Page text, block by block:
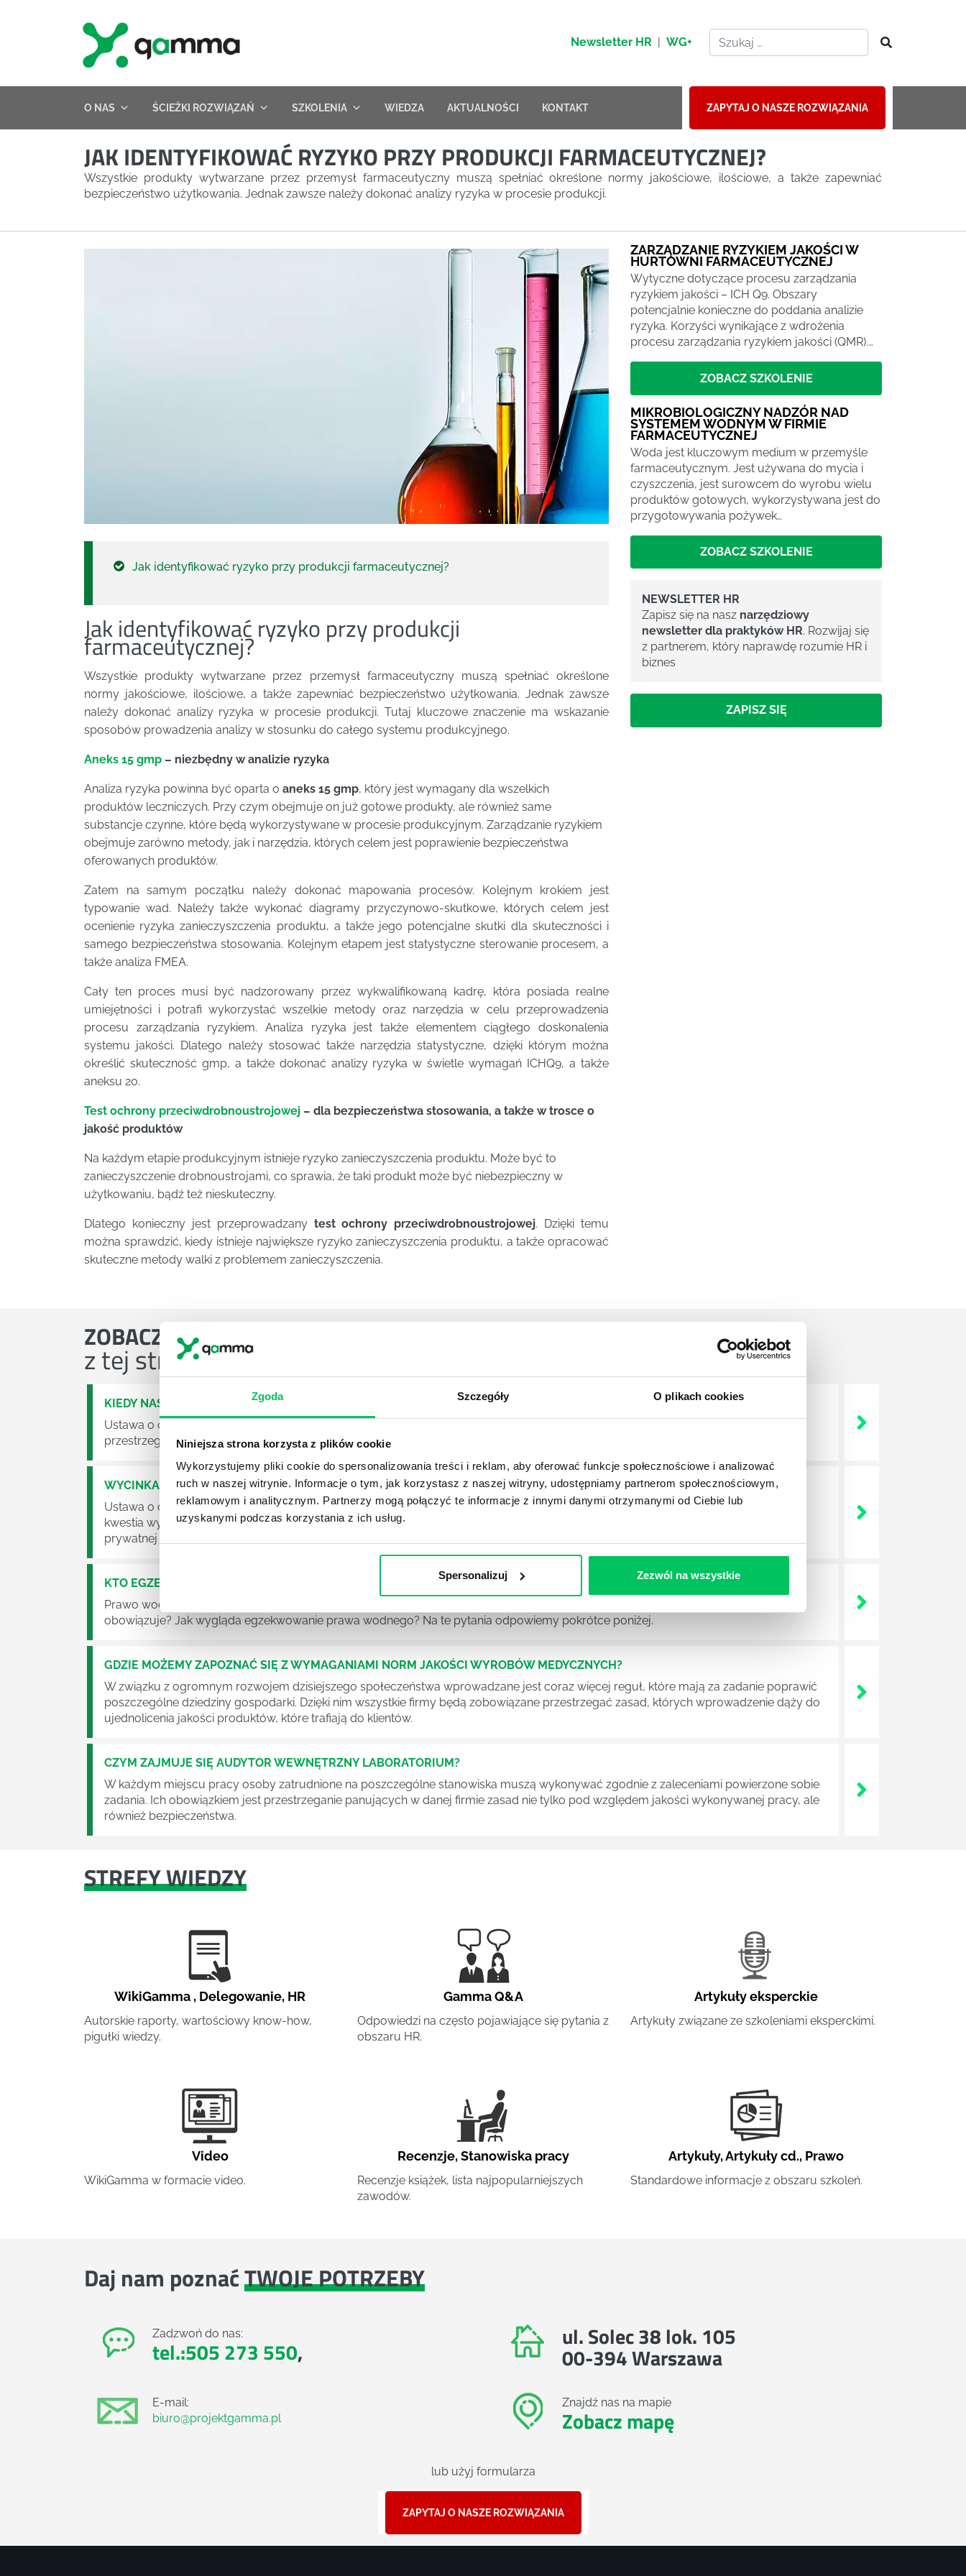
Zgoda Szczegóły O plikach cookies
Niniejsza strona korzysta z plików cookie
Wykorzystujemy pliki cookie do spersonalizowania treści i reklam, aby oferować funkcje społecznościowe i analizować
ruch w naszej witrynie. Informacje o tym, jak korzystasz z naszej witryny, udostępniamy partnerom społecznościowym,
reklamowym i analitycznym. Partnerzy mogą połączyć te informacje z innymi danymi otrzymanymi od Ciebie lub
uzyskanymi podczas korzystania z ich usług.
Spersonalizuj Zezwól na wszystkie
Newsletter HR | WG+
O NAS ŚCIEŻKI ROZWIĄZAŃ SZKOLENIA WIEDZA AKTUALNOŚCI KONTAKT ZAPYTAJ O NASZE ROZWIĄZANIA
JAK IDENTYFIKOWAĆ RYZYKO PRZY PRODUKCJI FARMACEUTYCZNEJ?
Wszystkie produkty wytwarzane przez przemysł farmaceutyczny muszą spełniać określone normy jakościowe, ilościowe, a także zapewniać
bezpieczeństwo użytkowania. Jednak zawsze należy dokonać analizy ryzyka w procesie produkcji.
Jak identyfikować ryzyko przy produkcji farmaceutycznej?
Jak identyfikować ryzyko przy produkcji
farmaceutycznej?
Wszystkie produkty wytwarzane przez przemysł farmaceutyczny muszą spełniać określone
normy jakościowe, ilościowe, a także zapewniać bezpieczeństwo użytkowania. Jednak zawsze
należy dokonać analizy ryzyka w procesie produkcji. Tutaj kluczowe znaczenie ma wskazanie
sposobów prowadzenia analizy w stosunku do całego systemu produkcyjnego.
Aneks 15 gmp – niezbędny w analizie ryzyka
Analiza ryzyka powinna być oparta o aneks 15 gmp, który jest wymagany dla wszelkich
produktów leczniczych. Przy czym obejmuje on już gotowe produkty, ale również same
substancje czynne, które będą wykorzystywane w procesie produkcyjnym. Zarządzanie ryzykiem
obejmuje zarówno metody, jak i narzędzia, których celem jest poprawienie bezpieczeństwa
oferowanych produktów.
Zatem na samym początku należy dokonać mapowania procesów. Kolejnym krokiem jest
typowanie wad. Należy także wykonać diagramy przyczynowo-skutkowe, których celem jest
ocenienie ryzyka zanieczyszczenia produktu, a także jego potencjalne skutki dla skuteczności i
samego bezpieczeństwa stosowania. Kolejnym etapem jest statystyczne sterowanie procesem, a
także analiza FMEA.
Cały ten proces musi być nadzorowany przez wykwalifikowaną kadrę, która posiada realne
umiejętności i potrafi wykorzystać wszelkie metody oraz narzędzia w celu przeprowadzenia
procesu zarządzania ryzykiem. Analiza ryzyka jest także elementem ciągłego doskonalenia
systemu jakości. Dlatego należy stosować także narzędzia statystyczne, dzięki którym można
określić skuteczność gmp, a także dokonać analizy ryzyka w świetle wymagań ICHQ9, a także
aneksu 20.
Test ochrony przeciwdrobnoustrojowej – dla bezpieczeństwa stosowania, a także w trosce o
jakość produktów
Na każdym etapie produkcyjnym istnieje ryzyko zanieczyszczenia produktu. Może być to
zanieczyszczenie drobnoustrojami, co sprawia, że taki produkt może być niebezpieczny w
użytkowaniu, bądź też nieskuteczny.
Dlatego konieczny jest przeprowadzanytest ochrony przeciwdrobnoustrojowej. Dzięki temu
można sprawdzić, kiedy istnieje największe ryzyko zanieczyszczenia produktu, a także opracować
skuteczne metody walki z problemem zanieczyszczenia.
ZARZĄDZANIE RYZYKIEM JAKOŚCI W
HURTOWNI FARMACEUTYCZNEJ
Wytyczne dotyczące procesu zarządzania
ryzykiem jakości – ICH Q9. Obszary
potencjalnie konieczne do poddania analizie
ryzyka. Korzyści wynikające z wdrożenia
procesu zarządzania ryzykiem jakości (QMR).…
ZOBACZ SZKOLENIE
MIKROBIOLOGICZNY NADZÓR NAD
SYSTEMEM WODNYM W FIRMIE
FARMACEUTYCZNEJ
Woda jest kluczowym medium w przemyśle
farmaceutycznym. Jest używana do mycia i
czyszczenia, jest surowcem do wyrobu wielu
produktów gotowych, wykorzystywana jest do
przygotowywania pożywek…
ZOBACZ SZKOLENIE
NEWSLETTER HR
Zapisz się na nasz narzędziowy
newsletter dla praktyków HR. Rozwijaj się
z partnerem, który naprawdę rozumie HR i
biznes
ZAPISZ SIĘ
ZOBACZ OSTATNIE ARTYKUŁY
z tej strefy wiedzy
KIEDY NASTĄPI ZMIANA USTAWY O ODPADACH?
Ustawa o odpadach jest dość istotną ustawą dla każdej firmy. Kiedy dokładnie nowe przepisy wejdą w życie? Od kiedy ich
przestrzeganie będzie już normalnie egzekwowane? Z czym trzeba się tutaj na pewno liczyć?
WYCINKA DRZEW A USTAWA O OCHRONIE ŚRODOWISKA - CO WARTO WIEDZIEĆ?
Ustawa o ochronie środowiska obowiązuje każdego z nas – bez wyjątku. Warto podkreślić, że określona jest w niej także dokładnie
kwestia wycinki drzew. Czy taka wycinka drzew musi być gdziekolwiek zgłaszana? Jak to w zasadzie dokładniej wygląda? Czy z
prywatnej posesji można wyciąć cokolwiek?
KTO EGZEKWUJE PRAWO WODNE?
Prawo wodne to dość skomplikowane prawo w ustawodawstwie polskim. Na czym dokładniej ono polega? Kogo w zasadzie
obowiązuje? Jak wygląda egzekwowanie prawa wodnego? Na te pytania odpowiemy pokrótce poniżej.
GDZIE MOŻEMY ZAPOZNAĆ SIĘ Z WYMAGANIAMI NORM JAKOŚCI WYROBÓW MEDYCZNYCH?
W związku z ogromnym rozwojem dzisiejszego społeczeństwa wprowadzane jest coraz więcej reguł, które mają za zadanie poprawić
poszczególne dziedziny gospodarki. Dzięki nim wszystkie firmy będą zobowiązane przestrzegać zasad, których wprowadzenie dąży do
ujednolicenia jakości produktów, które trafiają do klientów.
CZYM ZAJMUJE SIĘ AUDYTOR WEWNĘTRZNY LABORATORIUM?
W każdym miejscu pracy osoby zatrudnione na poszczególne stanowiska muszą wykonywać zgodnie z zaleceniami powierzone sobie
zadania. Ich obowiązkiem jest przestrzeganie panujących w danej firmie zasad nie tylko pod względem jakości wykonywanej pracy, ale
również bezpieczeństwa.
STREFY WIEDZY
WikiGamma , Delegowanie, HR
Autorskie raporty, wartościowy know-how,
pigułki wiedzy.
Gamma Q&A
Odpowiedzi na często pojawiające się pytania z
obszaru HR.
Artykuły eksperckie
Artykuły związane ze szkoleniami eksperckimi.
Video
WikiGamma w formacie video.
Recenzje,Stanowiska pracy
Recenzje książek, lista najpopularniejszych
zawodów.
Artykuły,Artykuły cd., Prawo
Standardowe informacje z obszaru szkoleń.
Daj nam poznaćTWOJE POTRZEBY
Zadzwoń do nas:
tel.:505 273 550,
E-mail:
biuro@projektgamma.pl
ul. Solec 38 lok. 105
00-394 Warszawa
Znajdź nas na mapie
Zobacz mapę
lub użyj formularza
ZAPYTAJ O NASZE ROZWIĄZANIA